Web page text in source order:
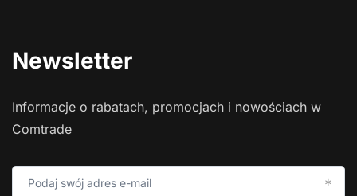
Newsletter
Informacje o rabatach, promocjach i nowościach w
Comtrade
Podaj swój adres e-mail